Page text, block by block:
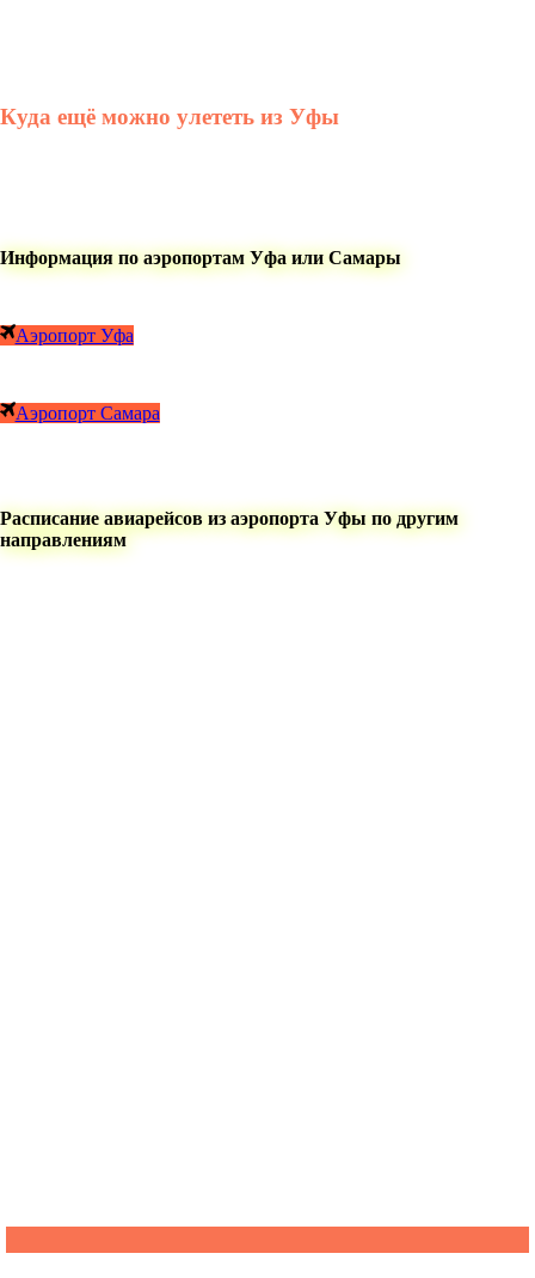
Куда ещё можно улететь из Уфы
Информация по аэропортам Уфа или Самары
Аэропорт Уфа
Аэропорт Самара
Расписание авиарейсов из аэропорта Уфы по другим
направлениям